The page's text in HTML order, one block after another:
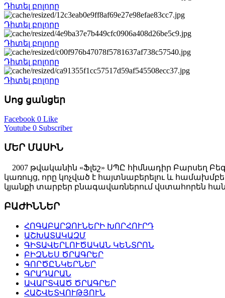
Դիտել բոլորը
Դիտել բոլորը
Դիտել բոլորը
Դիտել բոլորը
Դիտել բոլորը
Սոց ցանցեր
Facebook 0 Like
Youtube 0 Subscriber
ՄԵՐ ՄԱՍԻՆ
2007 թվականին «Ֆլեշ» ՍՊԸ հիմնադիր Բարսեղ
կառույց, որը կոչված է հայտնաբերելու և
կյանքի տարբեր բնագավառներում վստահորեն
ԲԱԺԻՆՆԵՐ
ՀՈԳԱԲԱՐՁՈՒՆԵՐԻ ԽՈՐՀՈՒՐԴ
ԱՇԽԱՏԱԿԱԶՄ
ԳԻՏԱՎԵՐԼՈՒԾԱԿԱՆ ԿԵՆՏՐՈՆ
ԲԻԶՆԵՍ ԾՐԱԳՐԵՐ
ԳՈՐԾԸՆԿԵՐՆԵՐ
ԳՐԱԴԱՐԱՆ
ԱՎԱՐՏՎԱԾ ԾՐԱԳՐԵՐ
ՀԱՇՎԵՏՎՈՒԹՅՈՒՆ